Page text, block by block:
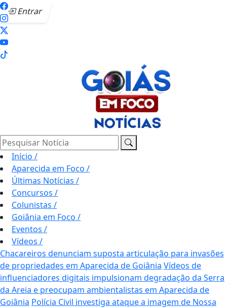
Entrar
Pesquisar Notícia
Início /
Aparecida em Foco /
Últimas Notícias /
Concursos /
Colunistas /
Goiânia em Foco /
Eventos /
Vídeos /
Chacareiros denunciam suposta articulação para invasões
de propriedades em Aparecida de Goiânia Vídeos de
influenciadores digitais impulsionam degradação da Serra
da Areia e preocupam ambientalistas em Aparecida de
Goiânia Polícia Civil investiga ataque a imagem de Nossa